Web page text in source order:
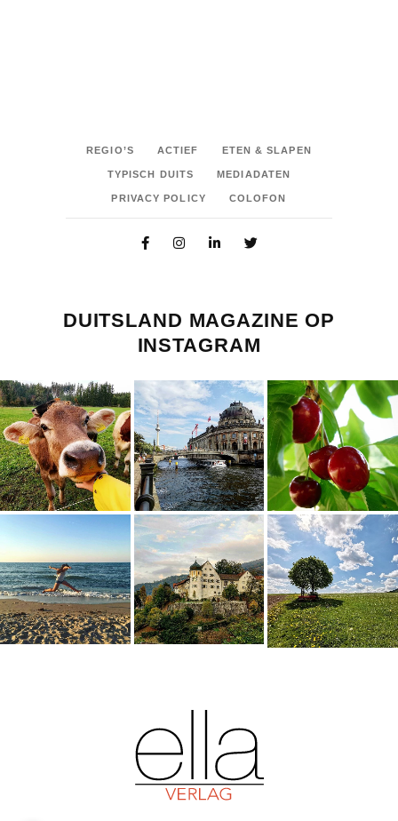
REGIO’S ACTIEF ETEN & SLAPEN
TYPISCH DUITS MEDIADATEN
PRIVACY POLICY COLOFON
DUITSLAND MAGAZINE OP
INSTAGRAM